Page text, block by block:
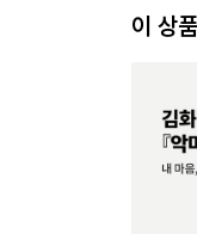
이 상